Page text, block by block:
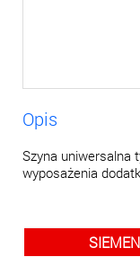
Opis
Szyna uniwersalna
wyposażenia